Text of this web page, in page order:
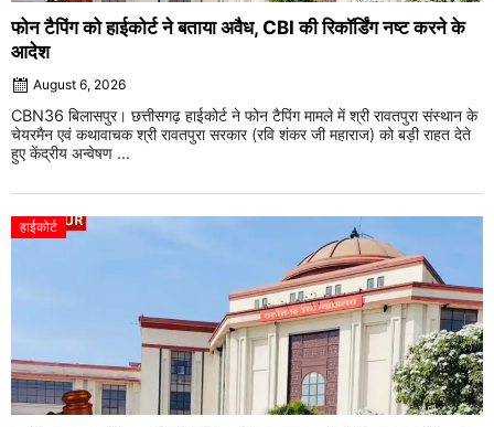
फोन टैपिंग को हाईकोर्ट ने बताया अवैध, CBI की रिकॉर्डिंग नष्ट करने के
आदेश
August 6, 2026
CBN36 बिलासपुर। छत्तीसगढ़ हाईकोर्ट ने फोन टैपिंग मामले में श्री रावतपुरा संस्थान के
चेयरमैन एवं कथावाचक श्री रावतपुरा सरकार (रवि शंकर जी महाराज) को बड़ी राहत देते
हुए केंद्रीय अन्वेषण ...
हाईकोर्ट